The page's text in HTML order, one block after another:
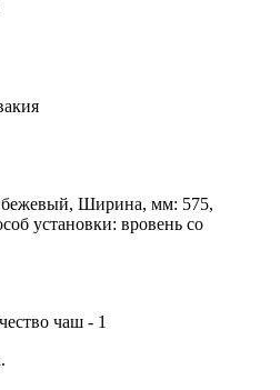
бежевый, Ширина, мм: 575,
установки: вровень со
чаш - 1